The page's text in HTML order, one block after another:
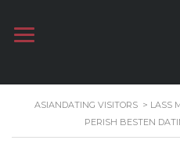
ASIANDATING VISITORS > LASS
PERISH BESTEN